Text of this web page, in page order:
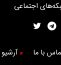
اجتماعی
با ما آرشیو